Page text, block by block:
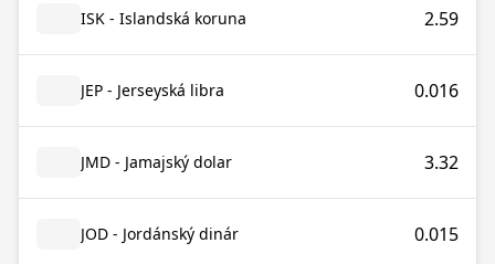
ISK - Islandská koruna 2.59
JEP - Jerseyská libra 0.016
JMD - Jamajský dolar 3.32
JOD - Jordánský dinár 0.015